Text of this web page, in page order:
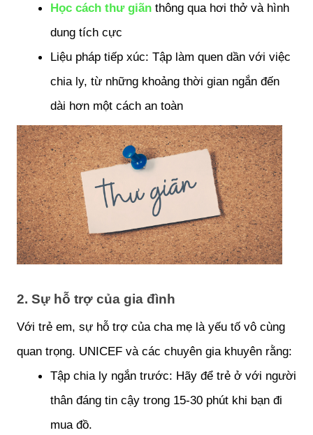
Học cách thư giãn thông qua hơi thở và hình
dung tích cực
Liệu pháp tiếp xúc: Tập làm quen dần với việc
chia ly, từ những khoảng thời gian ngắn đến
dài hơn một cách an toàn
2. Sự hỗ trợ của gia đình
Với trẻ em, sự hỗ trợ của cha mẹ là yếu tố vô cùng
quan trọng. UNICEF và các chuyên gia khuyên rằng:
Tập chia ly ngắn trước: Hãy để trẻ ở với người
thân đáng tin cậy trong 15-30 phút khi bạn đi
mua đồ.